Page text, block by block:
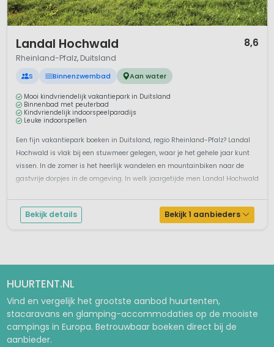
Landal Hochwald 8,6
Rheinland-Pfalz, Duitsland
S Binnenzwembad Aan water
Mooi kindvriendelijk vakantiepark in Duitsland
Binnenbad met peuterbad
Kindvriendelijk indoorspeelparadijs
Leuke indoorspellen
Een fijn vakantiepark boeken in Duitsland, regio Rheinland-Pfalz? Landal
Hochwald is vlak bij een stuwmeer gelegen, waar je het gehele jaar kunt
vissen. In de zomer is het heerlijk wandelen en mountainbiken naar de
gastvrije dorpjes in de omgeving. In welk jaargetijde men Landal Hochwald
Bekijk details Bekijk 1 aanbieders
HUURTENT.NL
Vind en vergelijk het grootste aanbod huurtenten,
stacaravans en glamping-accommodaties op de mooiste
campings in Europa. Betrouwbaar boeken direct bij de
aanbieder.